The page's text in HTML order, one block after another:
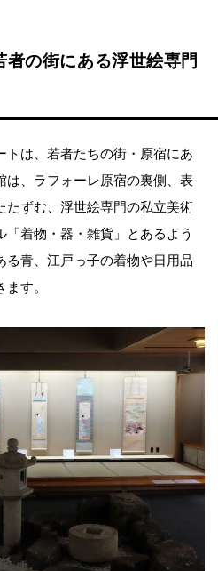
者の街にある浮世絵専門
トは、若者たちの街・原宿にあ
は、ラフォーレ原宿の裏側、表
たずむ、浮世絵専門の私立美術
着物・器・雑貨」とあるよう
る青、江戸っ子の着物や日用品
す。